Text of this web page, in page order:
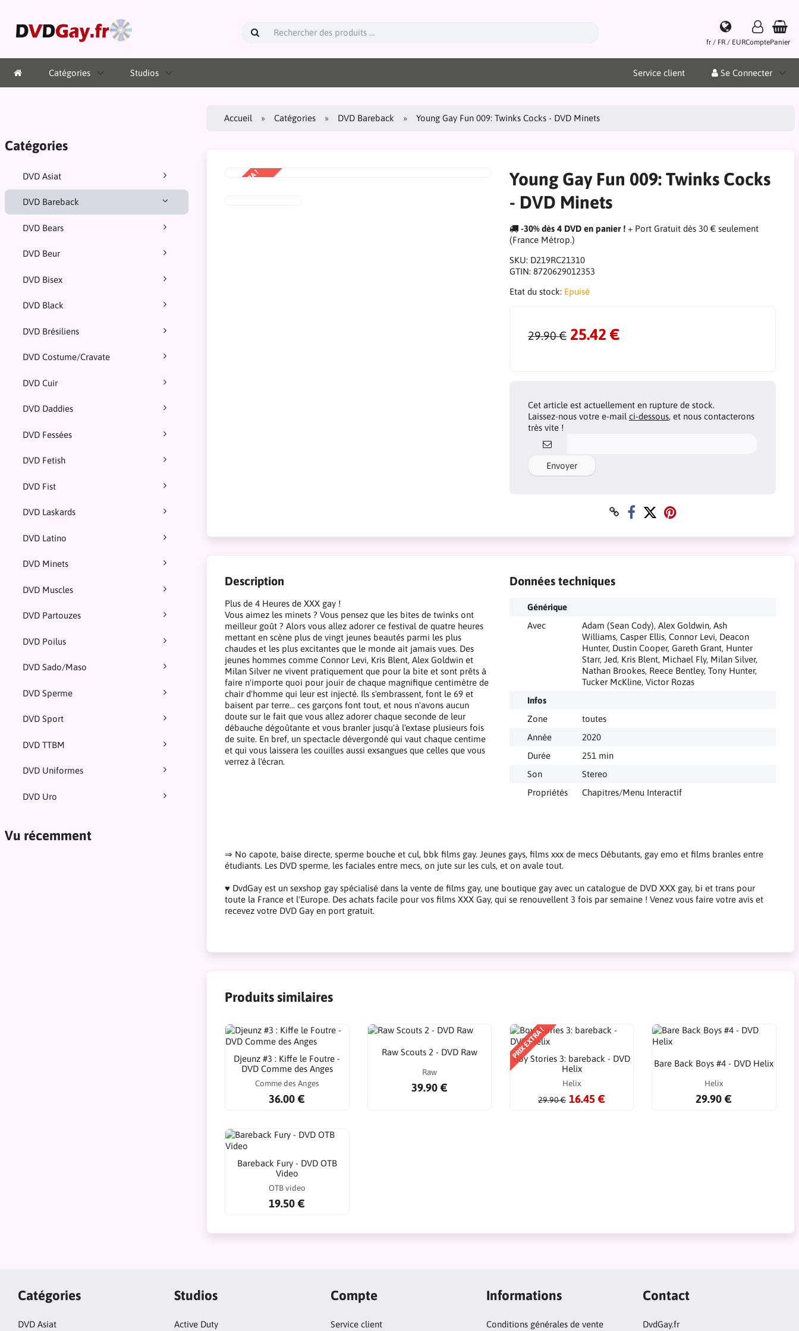
fr / FR / EURComptePanier
Catégories Studios Service client Se Connecter
Catégories
DVD Asiat
DVD Bareback
DVD Bears
DVD Beur
DVD Bisex
DVD Black
DVD Brésiliens
DVD Costume/Cravate
DVD Cuir
DVD Daddies
DVD Fessées
DVD Fetish
DVD Fist
DVD Laskards
DVD Latino
DVD Minets
DVD Muscles
DVD Partouzes
DVD Poilus
DVD Sado/Maso
DVD Sperme
DVD Sport
DVD TTBM
DVD Uniformes
DVD Uro
Vu récemment
Accueil Catégories DVD Bareback Young Gay Fun 009: Twinks Cocks - DVD Minets
PRIX EXTRA !
Young Gay Fun 009: Twinks Cocks
- DVD Minets
-30% dès 4 DVD en panier !+ Port Gratuit dès 30 € seulement
(France Métrop.)
SKU: D219RC21310
GTIN: 8720629012353
Etat du stock: Epuisé
29.90 € 25.42 €
Cet article est actuellement en rupture de stock.
Laissez-nous votre e-mail ci-dessous, et nous contacterons
très vite !
Envoyer
Description
Plus de 4 Heures de XXX gay !
Vous aimez les minets ? Vous pensez que les bites de twinks ont
meilleur goût ? Alors vous allez adorer ce festival de quatre heures
mettant en scène plus de vingt jeunes beautés parmi les plus
chaudes et les plus excitantes que le monde ait jamais vues. Des
jeunes hommes comme Connor Levi, Kris Blent, Alex Goldwin et
Milan Silver ne vivent pratiquement que pour la bite et sont prêts à
faire n'importe quoi pour jouir de chaque magnifique centimètre de
chair d'homme qui leur est injecté. Ils s'embrassent, font le 69 et
baisent par terre... ces garçons font tout, et nous n'avons aucun
doute sur le fait que vous allez adorer chaque seconde de leur
débauche dégoûtante et vous branler jusqu'à l'extase plusieurs fois
de suite. En bref, un spectacle dévergondé qui vaut chaque centime
et qui vous laissera les couilles aussi exsangues que celles que vous
verrez à l'écran.
Données techniques
Générique
Avec
Adam (Sean Cody), Alex Goldwin, Ash
Williams, Casper Ellis, Connor Levi, Deacon
Hunter, Dustin Cooper, Gareth Grant, Hunter
Starr, Jed, Kris Blent, Michael Fly, Milan Silver,
Nathan Brookes, Reece Bentley, Tony Hunter,
Tucker McKline, Victor Rozas
Infos
Zone
toutes
Année
2020
Durée
251 min
Son
Stereo
Propriétés
Chapitres/Menu Interactif
⇒ No capote, baise directe, sperme bouche et cul, bbk films gay. Jeunes gays, films xxx de mecs Débutants, gay emo et films branles entre
étudiants. Les DVD sperme, les faciales entre mecs, on jute sur les culs, et on avale tout.
♥ DvdGay est un sexshop gay spécialisé dans la vente de films gay, une boutique gay avec un catalogue de DVD XXX gay, bi et trans pour
toute la France et l'Europe. Des achats facile pour vos films XXX Gay, qui se renouvellent 3 fois par semaine ! Venez vous faire votre avis et
recevez votre DVD Gay en port gratuit.
Produits similaires
Djeunz #3 : Kiffe le Foutre -
DVD Comme des Anges
Comme des Anges
36.00 €
Raw Scouts 2 - DVD Raw
Raw
39.90 €
PRIX EXTRA !
Boy Stories 3: bareback - DVD
Helix
Helix
29.90 € 16.45 €
Bare Back Boys #4 - DVD Helix
Helix
29.90 €
Bareback Fury - DVD OTB
Video
OTB video
19.50 €
Catégories
DVD Asiat
Studios
Active Duty
Compte
Service client
Informations
Conditions générales de vente
Contact
DvdGay.fr